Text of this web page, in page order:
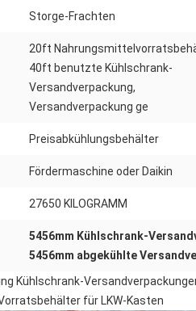
Storge-Frachten
20ft
40ft benutzte Kühlschrank-
Versandverpackung,
Versandverpackung ge
Preisabkühlungsbehälter
Fördermaschine oder Daikin
27650 KILOGRAMM
5456mm Kühlschrank-
5456mm abgekühlte
Kühlschrank-
für LKW-Kasten